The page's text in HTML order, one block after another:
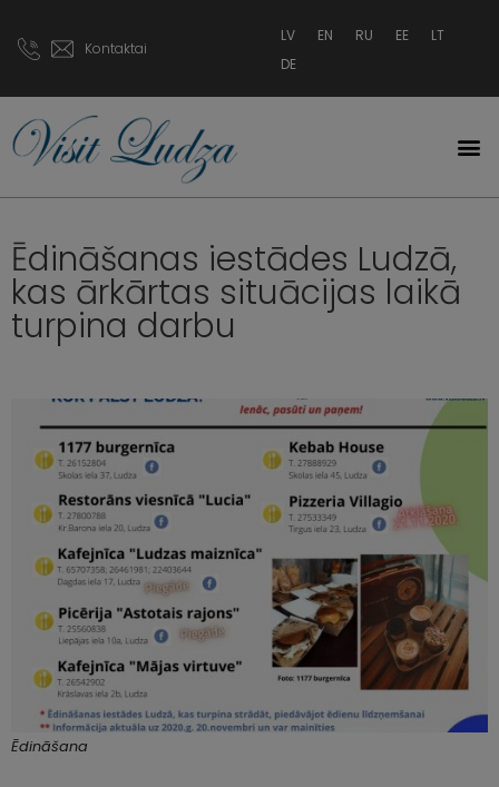
Kontaktai
LV EN RU EE
LT
DE
Ēdināšanas iestādes Ludzā,
kas ārkārtas situācijas laikā
turpina darbu
Ēdināšana